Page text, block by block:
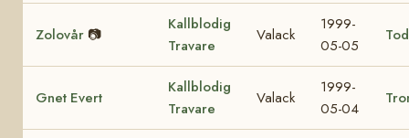
Zolovår 📷
Kallblodig
Travare
Valack
1999-
05-05
Gnet Evert
Kallblodig
Travare
Valack
1999-
05-04